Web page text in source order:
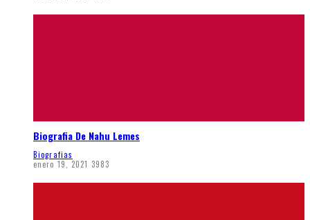
Biografia De Nahu Lemes
Biografias
enero 19, 2021 3983